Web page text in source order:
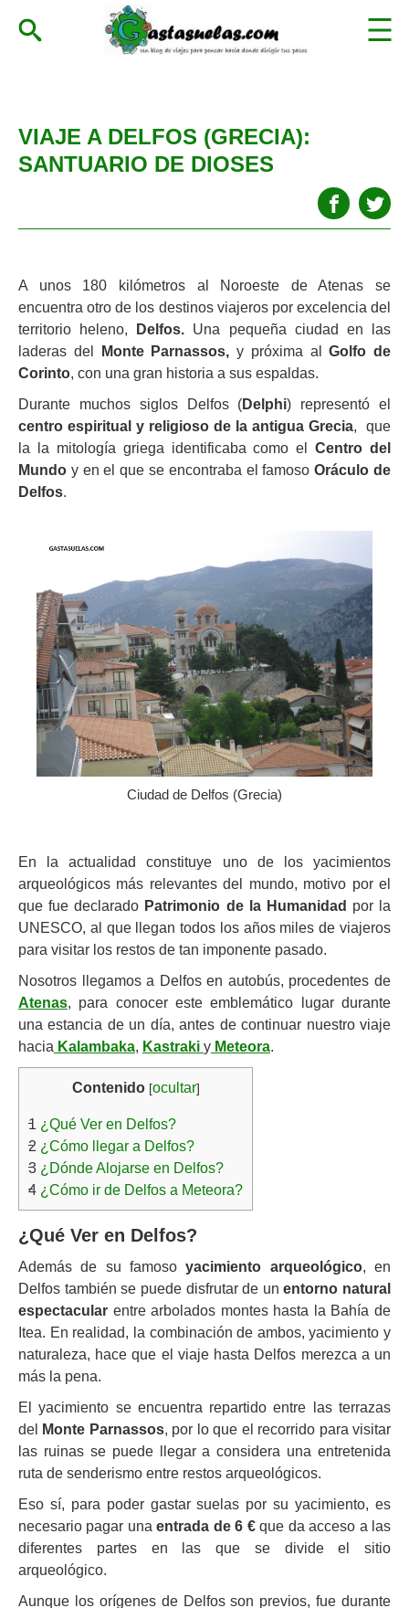
VIAJE A DELFOS (GRECIA):
SANTUARIO DE DIOSES
A unos 180 kilómetros al Noroeste de Atenas se
encuentra otro de los destinos viajeros por excelencia del
territorio heleno,
Delfos. Una pequeña ciudad en las
laderas del
Monte Parnassos, y próxima alGolfo de
Corinto, con una gran historia a sus espaldas.
Durante muchos siglos Delfos (Delphi) representó el
centro espiritual y religioso de la antigua Grecia, que
la la mitología griega identificaba como elCentro del
Mundo y en el que se encontraba el famosoOráculo de
Delfos.
Ciudad de Delfos (Grecia)
En la actualidad constituye uno de los yacimientos
arqueológicos más relevantes del mundo, motivo por el
que fue declarado Patrimonio de la Humanidad por la
UNESCO, al que llegan todos los años miles de viajeros
para visitar los restos de tan imponente pasado.
Nosotros llegamos a Delfos en autobús, procedentes de
Atenas, para conocer este emblemático lugar durante
una estancia de un día, antes de continuar nuestro viaje
hacia Kalambaka, Kastraki y Meteora.
Contenido [ocultar]
1 ¿Qué Ver en Delfos?
2 ¿Cómo llegar a Delfos?
3 ¿Dónde Alojarse en Delfos?
4 ¿Cómo ir de Delfos a Meteora?
¿Qué Ver en Delfos?
Además de su famosoyacimiento arqueológico, en
Delfos también se puede disfrutar de unentorno natural
espectacular entre arbolados montes hasta la Bahía de
Itea. En realidad, la combinación de ambos, yacimiento y
naturaleza, hace que el viaje hasta Delfos merezca a un
más la pena.
El yacimiento se encuentra repartido entre las terrazas
del
Monte Parnassos, por lo que el recorrido para visitar
las ruinas se puede llegar a considera una entretenida
ruta de senderismo entre restos arqueológicos.
Eso sí, para poder gastar suelas por su yacimiento, es
necesario pagar unaentrada de 6 €que da acceso a las
diferentes partes en las que se divide el sitio
arqueológico.
Aunque los orígenes de Delfos son previos, fue durante